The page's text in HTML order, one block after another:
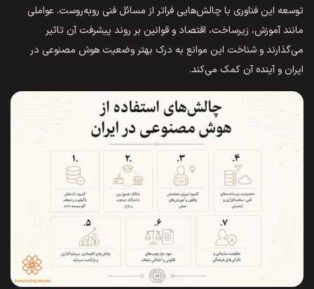
توسعه این فناوری با چالش‌هایی فراتر از مسائل فنی روبه‌روست. عواملی
مانند آموزش، زیرساخت، اقتصاد و قوانین بر روند پیشرفت آن تاثیر
می‌گذارند و شناخت این موانع به درک بهتر وضعیت هوش مصنوعی در
ایران و آینده آن کمک می‌کند.